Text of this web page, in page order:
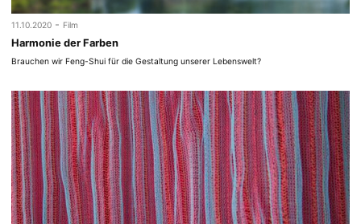
11.10.2020 - Film
Harmonie der Farben
Brauchen wir Feng-Shui für die Gestaltung unserer Lebenswelt?